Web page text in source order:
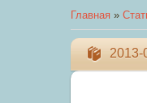
Главная »
2013-